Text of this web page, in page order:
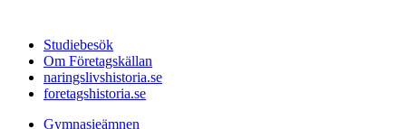
Studiebesök
Om Företagskällan
naringslivshistoria.se
foretagshistoria.se
Gymnasieämnen